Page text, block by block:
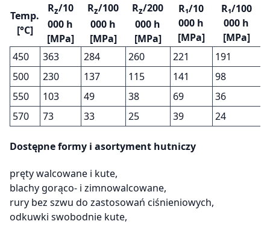
Temp.
[°C]
Rz/10
000 h
[MPa]
Rz/100
000 h
[MPa]
Rz/200
000 h
[MPa]
R₁/10
000 h
[MPa]
R₁/100
000 h
[MPa]
450
363 284 260 221
191
500
230 137 115 141
98
550
103 49 38 69
36
570
73 33 25 39 24
Dostępne formy i asortyment hutniczy
pręty walcowane i kute,
blachy gorąco- i zimnowalcowane,
rury bez szwu do zastosowań ciśnieniowych,
odkuwki swobodnie kute,